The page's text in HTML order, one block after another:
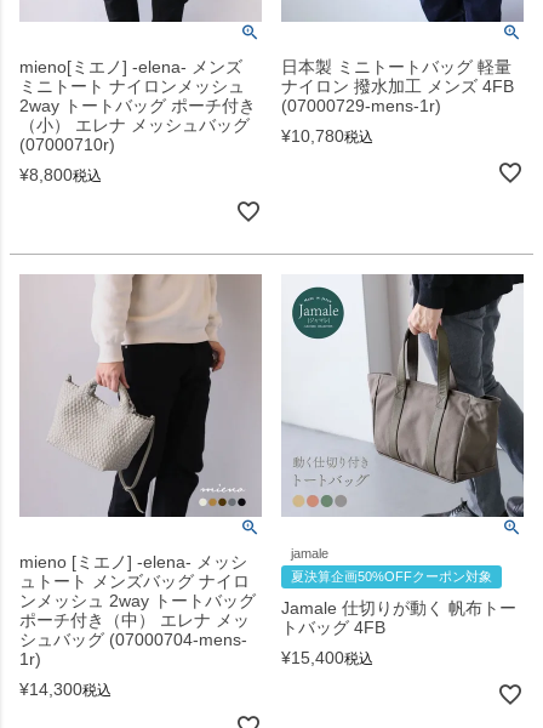
mieno[ミエノ] -elena- メンズ
ミニトート ナイロンメッシュ
2way トートバッグ ポーチ付き
（小） エレナ メッシュバッグ
(07000710r)
¥8,800税込
日本製 ミニトートバッグ 軽量
ナイロン 撥水加工 メンズ 4FB
(07000729-mens-1r)
¥10,780税込
mieno [ミエノ] -elena- メッシ
ュトート メンズバッグ ナイロ
ンメッシュ 2way トートバッグ
ポーチ付き（中） エレナ メッ
シュバッグ (07000704-mens-
1r)
¥14,300税込
jamale
夏決算企画50%OFFクーポン対象
Jamale 仕切りが動く 帆布トー
トバッグ 4FB
¥15,400税込